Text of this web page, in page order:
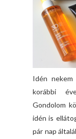
Idén nekem
korábbi
Gondolom
idén is
pár nap